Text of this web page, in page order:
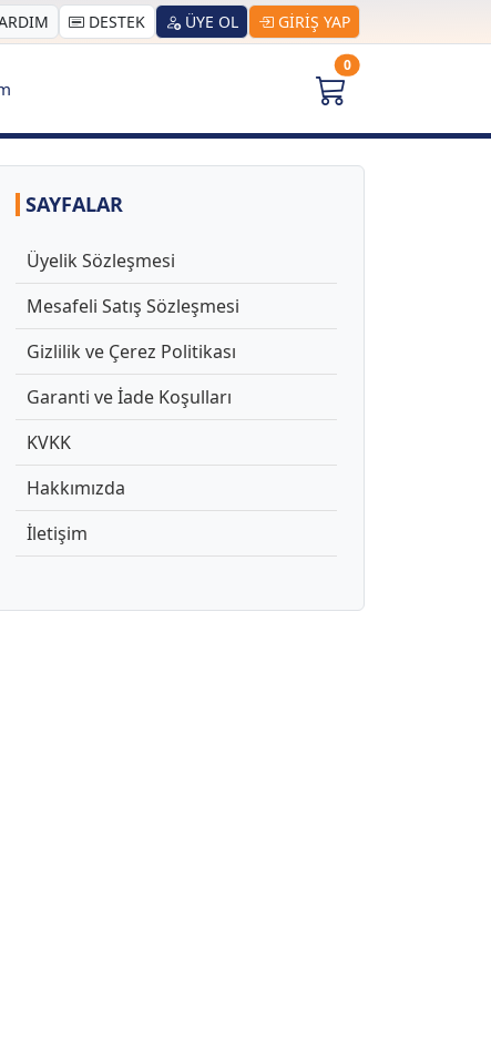
DESTEK ÜYE OL GİRİŞ YAP
0
SAYFALAR
Üyelik Sözleşmesi
Mesafeli Satış Sözleşmesi
Gizlilik ve Çerez Politikası
Garanti ve İade Koşulları
KVKK
Hakkımızda
İletişim